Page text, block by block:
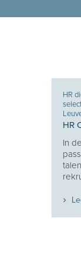
HR
HR
In